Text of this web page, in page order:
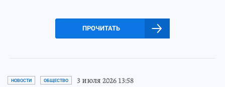
ПРОЧИТАТЬ
НОВОСТИ ОБЩЕСТВО 3 июля 2026 13:58